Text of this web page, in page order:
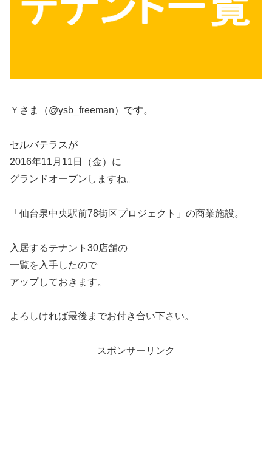
Ｙさま（@ysb_freeman）です。
セルバテラスが
2016年11月11日（金）に
グランドオープンしますね。
「仙台泉中央駅前78街区プロジェクト」の商業施設。
入居するテナント30店舗の
一覧を入手したので
アップしておきます。
よろしければ最後までお付き合い下さい。
スポンサーリンク